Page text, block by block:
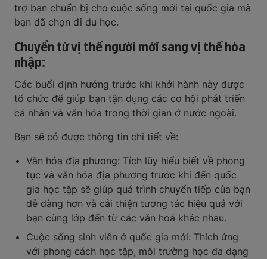
trợ bạn chuẩn bị cho cuộc sống mới tại quốc gia mà
bạn đã chọn đi du học.
Chuyển từ vị thế người mới sang vị thế hòa
nhập:
Các buổi định hướng trước khi khởi hành này được
tổ chức để giúp bạn tận dụng các cơ hội phát triển
cá nhân và văn hóa trong thời gian ở nước ngoài.
Bạn sẽ có được thông tin chi tiết về:
Văn hóa địa phương: Tích lũy hiểu biết về phong
tục và văn hóa địa phương trước khi đến quốc
gia học tập sẽ giúp quá trình chuyển tiếp của bạn
dễ dàng hơn và cải thiện tương tác hiệu quả với
bạn cùng lớp đến từ các văn hoá khác nhau.
Cuộc sống sinh viên ở quốc gia mới: Thích ứng
với phong cách học tập, môi trường học đa dạng